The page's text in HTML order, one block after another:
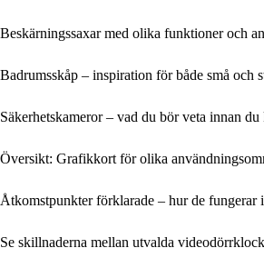
Beskärningssaxar med olika funktioner och
Badrumsskåp – inspiration för både små och
Säkerhetskameror – vad du bör veta innan du
Översikt: Grafikkort för olika
Åtkomstpunkter förklarade – hur de fungerar
Se skillnaderna mellan utvalda